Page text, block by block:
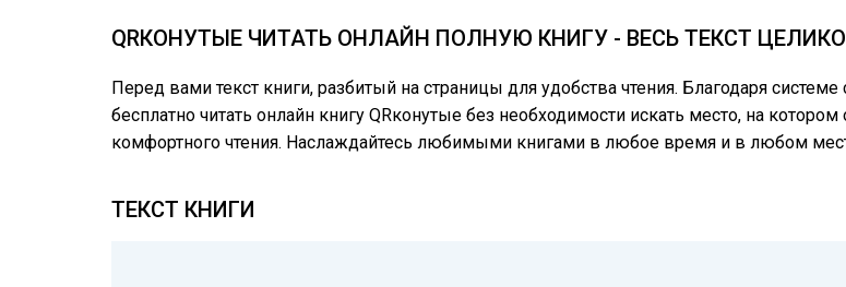
QRКОНУТЫЕ ЧИТАТЬ ОНЛАЙН ПОЛНУЮ КНИГУ - ВЕСЬ ТЕКСТ
Перед вами текст книги, разбитый на страницы для удобства чтения. Благодаря
бесплатно читать онлайн книгу QRконутые без необходимости искать место, на
комфортного чтения. Наслаждайтесь любимыми книгами в любое время и в любом
ТЕКСТ КНИГИ